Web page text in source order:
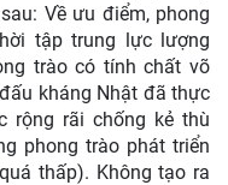
Về ưu điểm, phong
tập trung lực lượng
trào có tính chất võ
kháng Nhật đã thực
rộng rãi chống kẻ thù
phong trào phát triển
thấp). Không tạo ra